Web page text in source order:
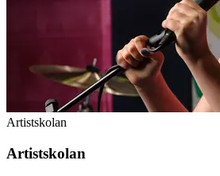
Artistskolan
Artistskolan